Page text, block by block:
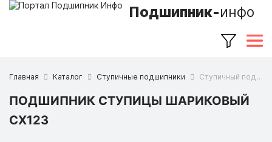
Подшипник-инфо
Главная Каталог Ступичные подшипники Ступичный подшипник CX123 (CX)
ПОДШИПНИК СТУПИЦЫ ШАРИКОВЫЙ
CX123